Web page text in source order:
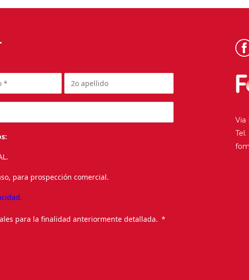
para prospección comercial.
para la finalidad anteriormente detallada.
Via